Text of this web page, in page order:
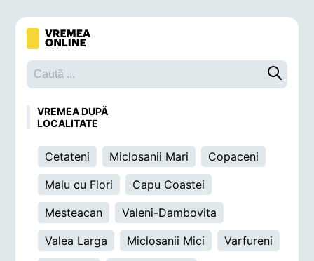
Caută o
VREMEA DUPĂ
LOCALITATE
Cetateni Miclosanii Mari
Copaceni
Malu cu Flori
Capu Coastei
Mesteacan
Valeni-Dambovita
Valea Larga
Miclosanii Mici
Varfureni